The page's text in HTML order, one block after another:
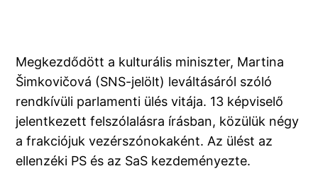
Megkezdődött a kulturális miniszter, Martina
Šimkovičová (SNS-jelölt) leváltásáról szóló
rendkívüli parlamenti ülés vitája. 13 képviselő
jelentkezett felszólalásra írásban, közülük négy
a frakciójuk vezérszónokaként. Az ülést az
ellenzéki PS és az SaS kezdeményezte.